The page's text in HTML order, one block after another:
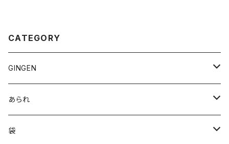
CATEGORY
GINGEN
100％ジンジャー
ハニージンジャー
あられ
おやつあられ
袋